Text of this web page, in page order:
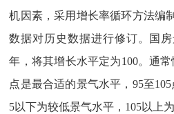
机因素，采用增长率循环方法编
数据对历史数据进行修订。国
年，将其增长水平定为100。通常
点是最合适的景气水平， 95至105
5以下为较低景气水平， 105以上